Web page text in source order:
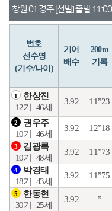
창원 01 경주 [선발] 출발 11:00
번호
선수명
(기수/나이)
기어
배수
200m
기록
1
한상진
12기
46세
3.92 11”23
2
권우주
10기
46세
3.92 12”18
3
김광록
10기
48세
3.92 11”73
4
박경태
18기
43세
3.92 11”75
5
한동현
30기
25세
3.92 ”